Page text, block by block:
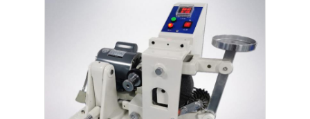
تست کننده سختی